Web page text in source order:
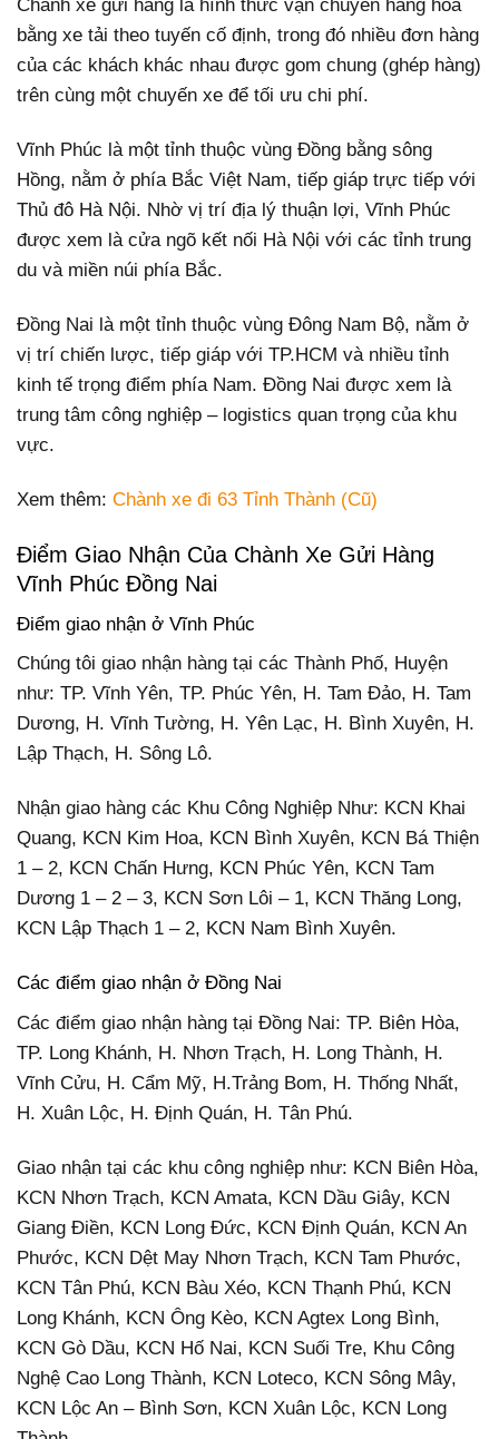
Chành xe gửi hàng là hình thức vận chuyển hàng hóa
bằng xe tải theo tuyến cố định, trong đó nhiều đơn hàng
của các khách khác nhau được gom chung (ghép hàng)
trên cùng một chuyến xe để tối ưu chi phí.
Vĩnh Phúc là một tỉnh thuộc vùng Đồng bằng sông
Hồng, nằm ở phía Bắc Việt Nam, tiếp giáp trực tiếp với
Thủ đô Hà Nội. Nhờ vị trí địa lý thuận lợi, Vĩnh Phúc
được xem là cửa ngõ kết nối Hà Nội với các tỉnh trung
du và miền núi phía Bắc.
Đồng Nai là một tỉnh thuộc vùng Đông Nam Bộ, nằm ở
vị trí chiến lược, tiếp giáp với TP.HCM và nhiều tỉnh
kinh tế trọng điểm phía Nam. Đồng Nai được xem là
trung tâm công nghiệp – logistics quan trọng của khu
vực.
Xem thêm: Chành xe đi 63 Tỉnh Thành (Cũ)
Điểm Giao Nhận Của Chành Xe Gửi Hàng
Vĩnh Phúc Đồng Nai
Điểm giao nhận ở Vĩnh Phúc
Chúng tôi giao nhận hàng tại các Thành Phố, Huyện
như: TP. Vĩnh Yên, TP. Phúc Yên, H. Tam Đảo, H. Tam
Dương, H. Vĩnh Tường, H. Yên Lạc, H. Bình Xuyên, H.
Lập Thạch, H. Sông Lô.
Nhận giao hàng các Khu Công Nghiệp Như: KCN Khai
Quang, KCN Kim Hoa, KCN Bình Xuyên, KCN Bá Thiện
1 – 2, KCN Chấn Hưng, KCN Phúc Yên, KCN Tam
Dương 1 – 2 – 3, KCN Sơn Lôi – 1, KCN Thăng Long,
KCN Lập Thạch 1 – 2, KCN Nam Bình Xuyên.
Các điểm giao nhận ở Đồng Nai
Các điểm giao nhận hàng tại Đồng Nai: TP. Biên Hòa,
TP. Long Khánh, H. Nhơn Trạch, H. Long Thành, H.
Vĩnh Cửu, H. Cẩm Mỹ, H.Trảng Bom, H. Thống Nhất,
H. Xuân Lộc, H. Định Quán, H. Tân Phú.
Giao nhận tại các khu công nghiệp như: KCN Biên Hòa,
KCN Nhơn Trạch, KCN Amata, KCN Dầu Giây, KCN
Giang Điền, KCN Long Đức, KCN Định Quán, KCN An
Phước, KCN Dệt May Nhơn Trạch, KCN Tam Phước,
KCN Tân Phú, KCN Bàu Xéo, KCN Thạnh Phú, KCN
Long Khánh, KCN Ông Kèo, KCN Agtex Long Bình,
KCN Gò Dầu, KCN Hố Nai, KCN Suối Tre, Khu Công
Nghệ Cao Long Thành, KCN Loteco, KCN Sông Mây,
KCN Lộc An – Bình Sơn, KCN Xuân Lộc, KCN Long